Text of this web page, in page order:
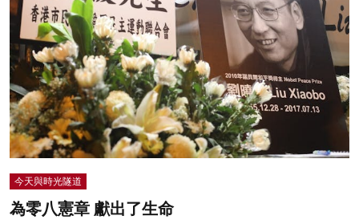
今天與時光隧道
為零八憲章 獻出了生命